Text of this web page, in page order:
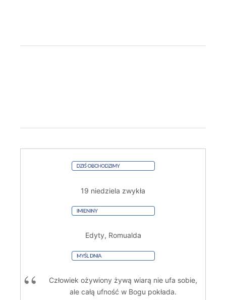
19 niedziela zwykła
Edyty, Romualda
Człowiek ożywiony żywą wiarą nie ufa sobie,
ale całą ufność w Bogu pokłada.